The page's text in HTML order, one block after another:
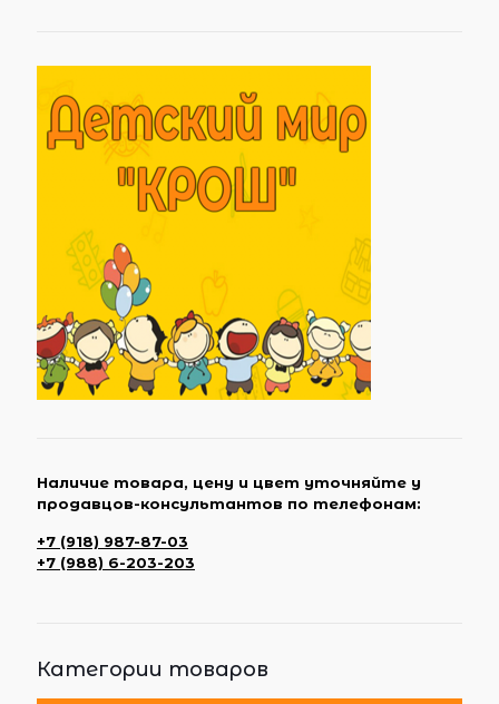
Наличие товара, цену и цвет уточняйте у
продавцов-консультантов по телефонам:
+7 (918) 987-87-03
+7 (988) 6-203-203
Категории товаров